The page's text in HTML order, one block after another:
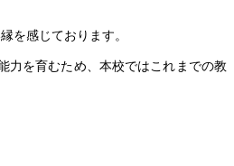
を感じております。
力を育むため、本校ではこれまでの教